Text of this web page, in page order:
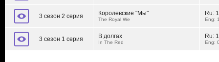
3 сезон 2 серия Королевские "Мы"
The Royal We
Ru:
Eng:
3 сезон 1 серия В долгах
In The Red
Ru:
Eng: